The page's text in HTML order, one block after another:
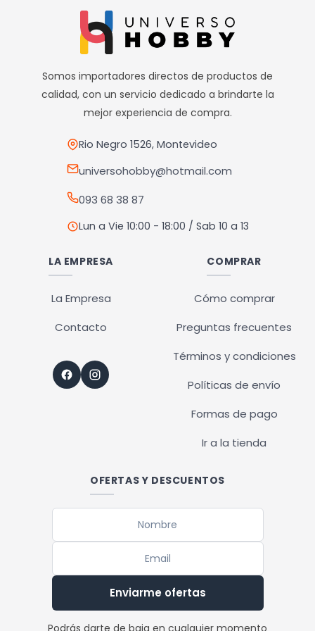
variantes.
Las
opciones
se
pueden
producto
Somos importadores directos de productos de
calidad, con un servicio dedicado a brindarte la
mejor experiencia de compra.
Rio Negro 1526, Montevideo
universohobby@hotmail.com
093 68 38 87
Lun a Vie 10:00 - 18:00 / Sab 10 a 13
LA EMPRESA
La Empresa
Contacto
COMPRAR
Cómo comprar
Preguntas frecuentes
Términos y condiciones
Políticas de envío
Formas de pago
Ir a la tienda
OFERTAS Y DESCUENTOS
Enviarme ofertas